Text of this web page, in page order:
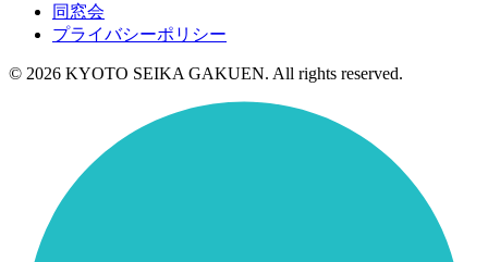
同窓会
プライバシーポリシー
© 2026 KYOTO SEIKA GAKUEN. All rights reserved.